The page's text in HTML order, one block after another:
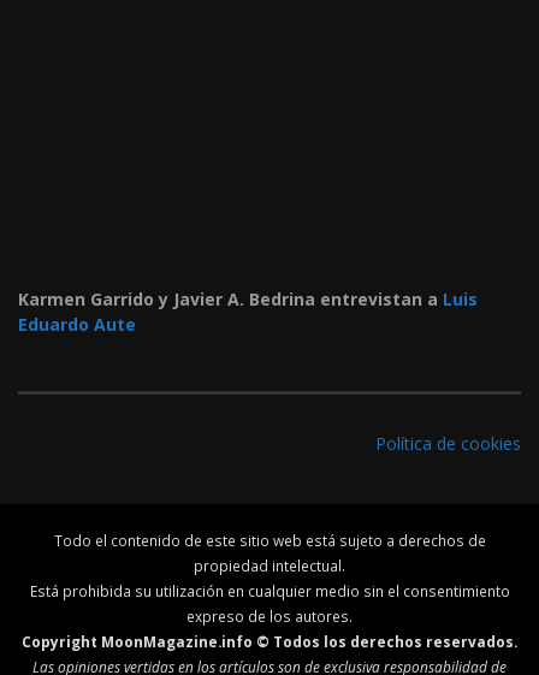
Karmen Garrido y Javier A. Bedrina entrevistan a Luis
Eduardo Aute
Política de cookies
Todo el contenido de este sitio web está sujeto a derechos de
propiedad intelectual.
Está prohibida su utilización en cualquier medio sin el consentimiento
expreso de los autores.
Copyright MoonMagazine.info © Todos los derechos reservados.
Las opiniones vertidas en los artículos son de exclusiva responsabilidad de